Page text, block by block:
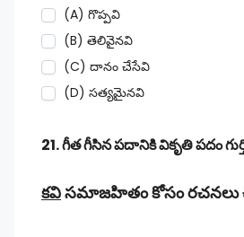
(A) గొప్పవి
(B) తెలివైనవి
(C) దానం చేసేవి
(D) సత్యమైనవి
21. గీత గీసిన పదానికి వికృతి పదం
కవిసమాజహితం కోసం రచనలు